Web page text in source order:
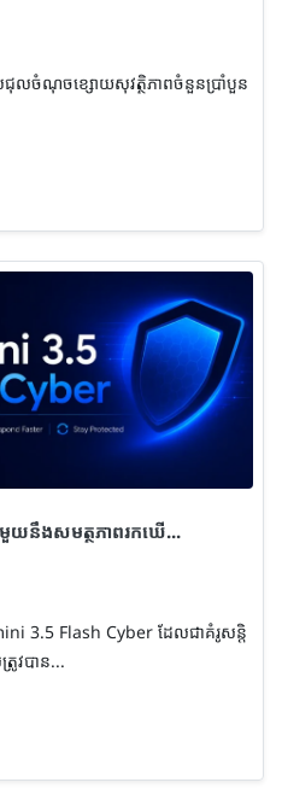
លចំណុចខ្សោយសុវត្ថិភាពចំនួនប្រាំបួន
យនឹងសមត្ថភាពរកឃើ...
3.5 Flash Cyber ​​ដែលជាគំរូសន្តិ
វបាន...